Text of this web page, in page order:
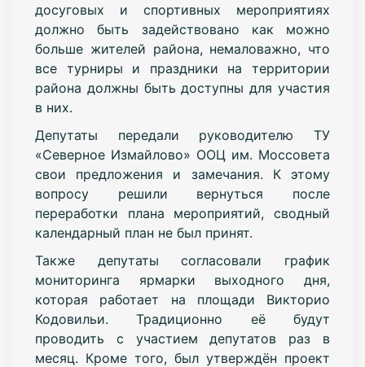
досуговых и спортивных мероприятиях
должно быть задействовано как можно
больше жителей района, немаловажно, что
все турниры и праздники на территории
района должны быть доступны для участия
в них.
Депутаты передали руководителю ТУ
«Северное Измайлово» ООЦ им. Моссовета
свои предложения и замечания. К этому
вопросу решили вернуться после
переработки плана мероприятий, сводный
календарный план не был принят.
Также депутаты согласовали график
мониторинга ярмарки выходного дня,
которая работает на площади Викторио
Кодовильи. Традиционно её будут
проводить с участием депутатов раз в
месяц. Кроме того, был утверждён проект